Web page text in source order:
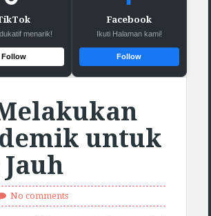
menarik!
Follow
Facebook
Ikuti Halaman kami!
Follow
untuk
No comments